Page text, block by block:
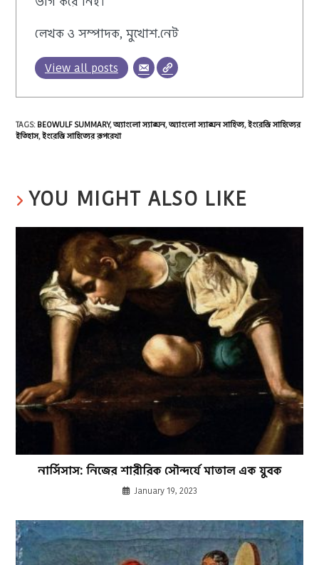
লেখক ও সম্পাদক, মুখোশ.নেট
View all posts
TAGS:BEOWULF SUMMARY,অ্যাংলো স্যাক্সন,অ্যাংলো স্যাক্সন সাহিত্য,ইংরেজি সাহিত্যের
ইতিহাস,ইংরেজি সাহিত্যের রূপরেখা
YOU MIGHT ALSO LIKE
নার্সিসাস: নিজের শারীরিক সৌন্দর্যে মাতাল এক যুবক
January 19, 2023